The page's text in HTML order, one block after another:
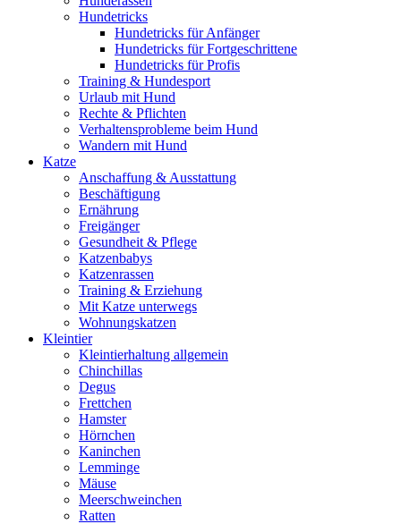
Hundetricks
Hundetricks für Anfänger
Hundetricks für Fortgeschrittene
Hundetricks für Profis
Training & Hundesport
Urlaub mit Hund
Rechte & Pflichten
Verhaltensprobleme beim Hund
Wandern mit Hund
Katze
Anschaffung & Ausstattung
Beschäftigung
Ernährung
Freigänger
Gesundheit & Pflege
Katzenbabys
Katzenrassen
Training & Erziehung
Mit Katze unterwegs
Wohnungskatzen
Kleintier
Kleintierhaltung allgemein
Chinchillas
Degus
Frettchen
Hamster
Hörnchen
Kaninchen
Lemminge
Mäuse
Meerschweinchen
Ratten